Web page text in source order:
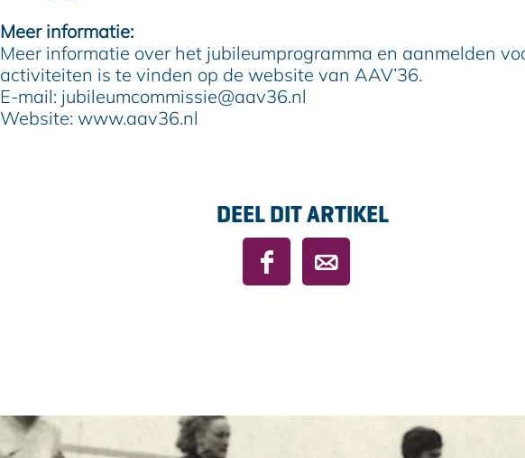
Meer informatie:
Meer informatie over het jubileumprogramma en aanmelden
activiteiten is te vinden op de website van AAV’36.
E-mail: jubileumcommissie@aav36.nl
Website: www.aav36.nl
DEEL DIT ARTIKEL
D
e
e
D
e
e